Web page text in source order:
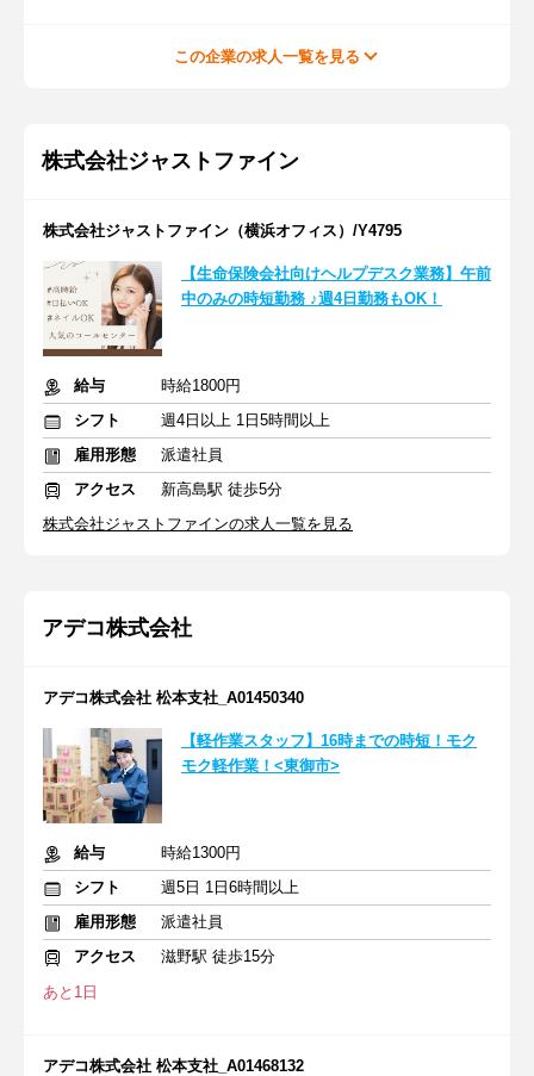
この企業の求人一覧を見る
株式会社ジャストファイン
株式会社ジャストファイン（横浜オフィス）/Y4795
【生命保険会社向けヘルプデスク業務】午前
中のみの時短勤務 ♪週4日勤務もOK！
給与
時給1800円
シフト
週4日以上 1日5時間以上
雇用形態
派遣社員
アクセス
新高島駅 徒歩5分
株式会社ジャストファインの求人一覧を見る
アデコ株式会社
アデコ株式会社 松本支社_A01450340
【軽作業スタッフ】16時までの時短！モク
モク軽作業！<東御市>
給与
時給1300円
シフト
週5日 1日6時間以上
雇用形態
派遣社員
アクセス
滋野駅 徒歩15分
あと1日
アデコ株式会社 松本支社_A01468132